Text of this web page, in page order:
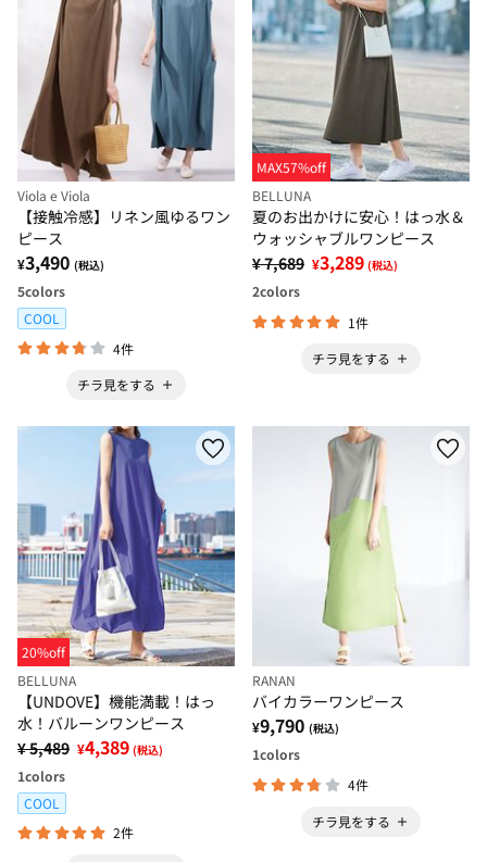
Viola e Viola
【接触冷感】リネン風ゆるワン
ピース
¥3,490 (税込)
5colors
COOL
4件
チラ見をする
MAX57%off
BELLUNA
夏のお出かけに安心！はっ水＆
ウォッシャブルワンピース
¥ 7,689 ¥3,289 (税込)
2colors
1件
チラ見をする
20%off
BELLUNA
【UNDOVE】機能満載！はっ
水！バルーンワンピース
¥ 5,489 ¥4,389 (税込)
1colors
COOL
2件
RANAN
バイカラーワンピース
¥9,790 (税込)
1colors
4件
チラ見をする